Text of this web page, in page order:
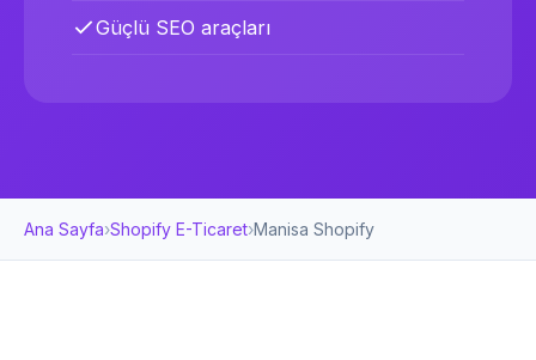
Güçlü SEO araçları
Ana Sayfa›Shopify E-Ticaret›Manisa Shopify